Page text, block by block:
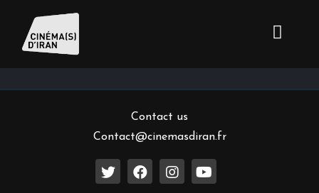
Inscrivez-vous à notre newsletter
Contact us
Contact@cinemasdiran.fr